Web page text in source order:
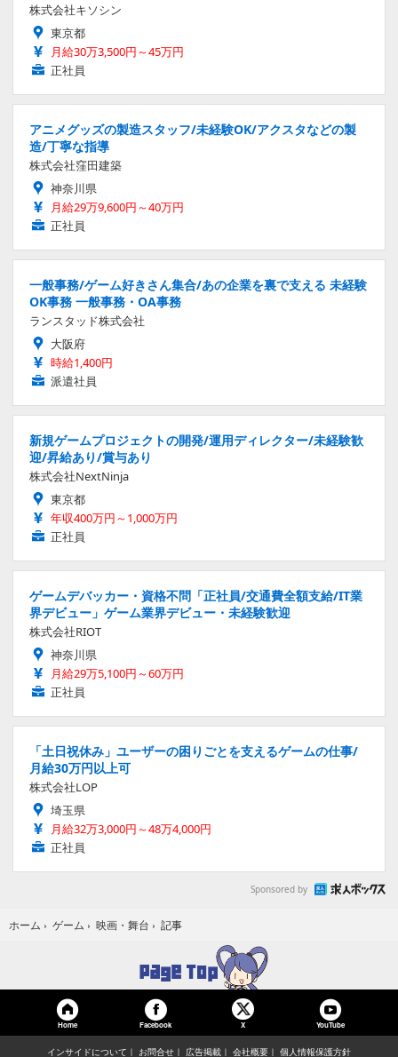
株式会社キソシン
東京都
月給30万3,500円～45万円
正社員
アニメグッズの製造スタッフ/未経験OK/アクスタなどの製
造/丁寧な指導
株式会社窪田建築
神奈川県
月給29万9,600円～40万円
正社員
一般事務/ゲーム好きさん集合/あの企業を裏で支える 未経験
OK事務 一般事務・OA事務
ランスタッド株式会社
大阪府
時給1,400円
派遣社員
新規ゲームプロジェクトの開発/運用ディレクター/未経験歓
迎/昇給あり/賞与あり
株式会社NextNinja
東京都
年収400万円～1,000万円
正社員
ゲームデバッカー・資格不問「正社員/交通費全額支給/IT業
界デビュー」ゲーム業界デビュー・未経験歓迎
株式会社RIOT
神奈川県
月給29万5,100円～60万円
正社員
「土日祝休み」ユーザーの困りごとを支えるゲームの仕事/
月給30万円以上可
株式会社LOP
埼玉県
月給32万3,000円～48万4,000円
正社員
Sponsored by
ホーム › ゲーム › 映画・舞台 › 記事
Home Facebook X YouTube
インサイドについて お問合せ 広告掲載 会社概要 個人情報保護方針